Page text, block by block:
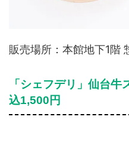
販売場所：本館地下1階
「シェフデリ」仙台
込1,500円